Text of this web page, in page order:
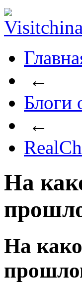
←
Блоги
←
На
На